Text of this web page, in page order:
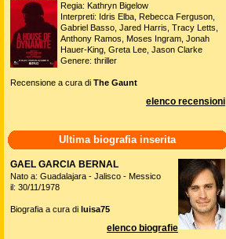
Regia: Kathryn Bigelow
Interpreti: Idris Elba, Rebecca Ferguson,
Gabriel Basso, Jared Harris, Tracy Letts,
Anthony Ramos, Moses Ingram, Jonah
Hauer-King, Greta Lee, Jason Clarke
Genere: thriller
Recensione a cura di The Gaunt
elenco recensioni
Ultima biografia inserita
GAEL GARCIA BERNAL
Nato a: Guadalajara - Jalisco - Messico
il: 30/11/1978
Biografia a cura di luisa75
elenco biografie